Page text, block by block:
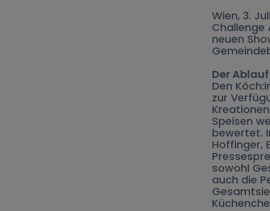
Wien, 3.
Challenge
neuen
Der Ablauf
Den
zur
Speisen
bewertet.
Hoffinger,
sowohl
auch die